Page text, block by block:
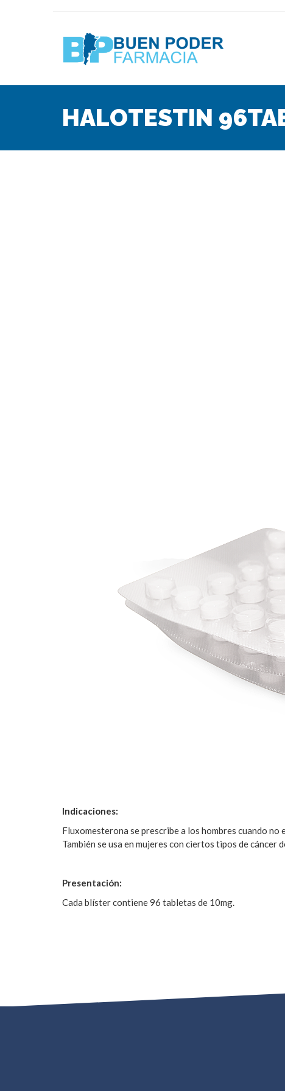
HALOTESTIN
Indicaciones:
Fluxomesterona se prescribe a los hombres cuando
También se usa en mujeres con ciertos tipos de cáncer
Presentación:
Cada blíster contiene 96 tabletas de 10mg.